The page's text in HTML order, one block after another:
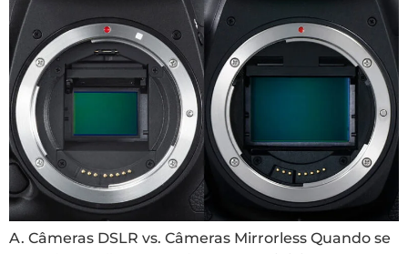
A. Câmeras DSLR vs. Câmeras Mirrorless Quando se